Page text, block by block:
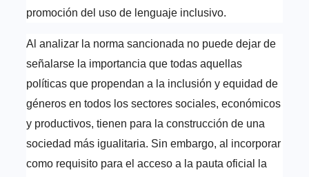
promoción del uso de lenguaje inclusivo.
Al analizar la norma sancionada no puede dejar de
señalarse la importancia que todas aquellas
políticas que propendan a la inclusión y equidad de
géneros en todos los sectores sociales, económicos
y productivos, tienen para la construcción de una
sociedad más igualitaria. Sin embargo, al incorporar
como requisito para el acceso a la pauta oficial la